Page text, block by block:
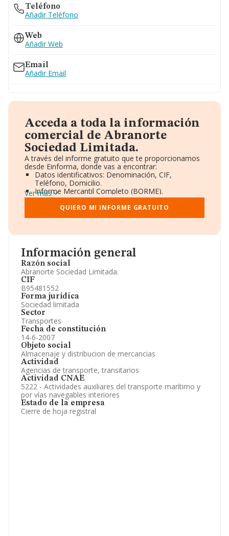
Información general
Razón social
Abranorte Sociedad Limitada.
CIF
B95481552
Forma jurídica
Sociedad limitada
Sector
Transportes
Fecha de constitución
14-6-2007
Objeto social
Almacenaje y distribucion de mercancias
Actividad
Agencias de transporte, transitarios
Actividad CNAE
5222 - Actividades auxiliares del transporte marítimo y
por vías navegables interiores
Estado de la empresa
Cierre de hoja registral
Teléfono
Añadir Teléfono
Web
Añadir Web
Email
Añadir Email
Acceda a toda la información
comercial de Abranorte
Sociedad Limitada.
A través del informe gratuito que te proporcionamos
desde Einforma, donde vas a encontrar:
Datos identificativos: Denominación, CIF,
Teléfono, Domicilio.
Informe Mercantil Completo (BORME).
Gráficos de Evolución Ventas y Empleados.
Consejo de Administración y Administradores.
Directivos y Ejecutivos.
Información oficial y registral complementaria.
Ver más
QUIERO MI INFORME GRATUITO